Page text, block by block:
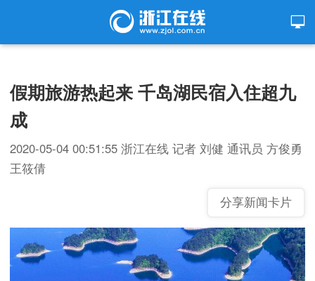
假期旅游热起来 千岛湖民宿入住超九
成
2020-05-04 00:51:55 浙江在线 记者 刘健 通讯员 方俊勇
王筱倩
分享新闻卡片